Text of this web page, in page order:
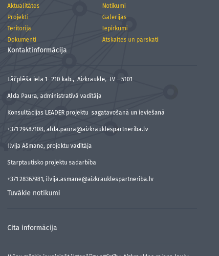
Aktualitātes
Notikumi
Projekti
Galerijas
Teritorija
Iepirkumi
Dokumenti
Atskaites un pārskati
Kontaktinformācija
Lāčplēša iela 1- 210 kab., Aizkraukle, LV – 5101
Alda Paura, administratīvā vadītāja
Konsultācijas LEADER projektu sagatavošanā un ieviešanā
+371 29487108, alda.paura@aizkrauklespartneriba.lv
Ilvija Ašmane, projektu vadītāja
Starptautisko projektu sadarbība
+371 28367981, ilvija.asmane@aizkrauklespartneriba.lv
Tuvākie notikumi
Cita informācija